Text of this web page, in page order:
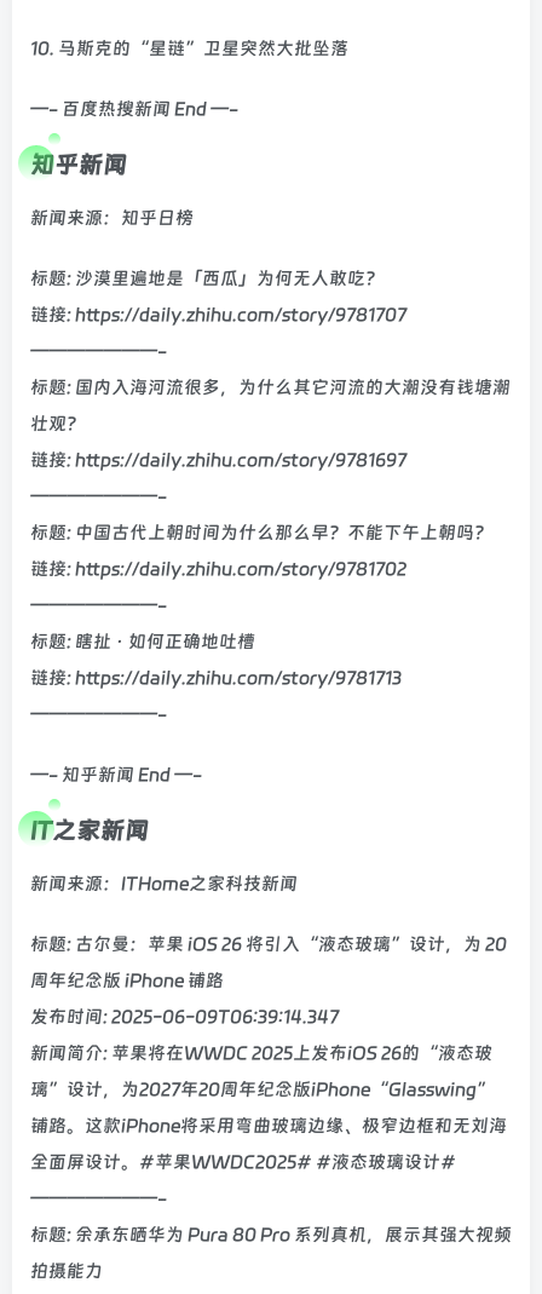
10. 马斯克的“星链”卫星突然大批坠落
—- 百度热搜新闻 End —-
知乎新闻
新闻来源：知乎日榜
标题: 沙漠里遍地是「西瓜」为何无人敢吃？
链接: https://daily.zhihu.com/story/9781707
———————-
标题: 国内入海河流很多，为什么其它河流的大潮没有钱塘潮
壮观？
链接: https://daily.zhihu.com/story/9781697
———————-
标题: 中国古代上朝时间为什么那么早？不能下午上朝吗？
链接: https://daily.zhihu.com/story/9781702
———————-
标题: 瞎扯 · 如何正确地吐槽
链接: https://daily.zhihu.com/story/9781713
———————-
—- 知乎新闻 End —-
IT之家新闻
新闻来源：ITHome之家科技新闻
标题: 古尔曼：苹果 iOS 26 将引入“液态玻璃”设计，为 20
周年纪念版 iPhone 铺路
发布时间: 2025-06-09T06:39:14.347
新闻简介: 苹果将在WWDC 2025上发布iOS 26的“液态玻
璃”设计，为2027年20周年纪念版iPhone“Glasswing”
铺路。这款iPhone将采用弯曲玻璃边缘、极窄边框和无刘海
全面屏设计。#苹果WWDC2025# #液态玻璃设计#
———————-
标题: 余承东晒华为 Pura 80 Pro 系列真机，展示其强大视频
拍摄能力